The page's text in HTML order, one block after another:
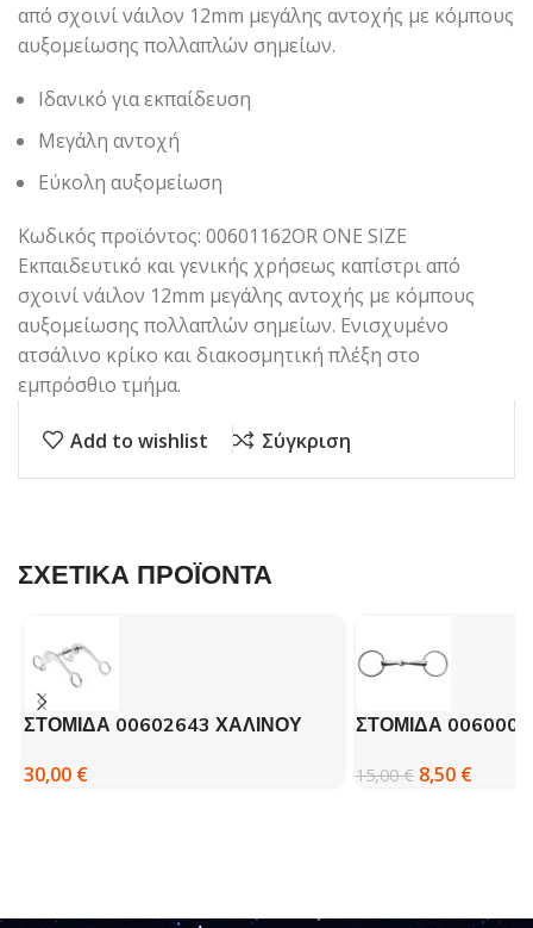
από σχοινί νάιλον 12mm μεγάλης αντοχής με κόμπους
αυξομείωσης πολλαπλών σημείων.
Ιδανικό για εκπαίδευση
Μεγάλη αντοχή
Εύκολη αυξομείωση
Κωδικός προϊόντος: 00601162OR ONE SIZE
Εκπαιδευτικό και γενικής χρήσεως καπίστρι από
σχοινί νάιλον 12mm μεγάλης αντοχής με κόμπους
αυξομείωσης πολλαπλών σημείων. Ενισχυμένο
ατσάλινο κρίκο και διακοσμητική πλέξη στο
εμπρόσθιο τμήμα.
Add to wishlist Σύγκριση
ΣΧΕΤΙΚΑ ΠΡΟΪΟΝΤΑ
ΣΤΟΜΙΔΑ 00602643 ΧΑΛΙΝΟΥ
30,00 €
ΣΤΟΜΙΔΑ
15,00€ 8,50 €